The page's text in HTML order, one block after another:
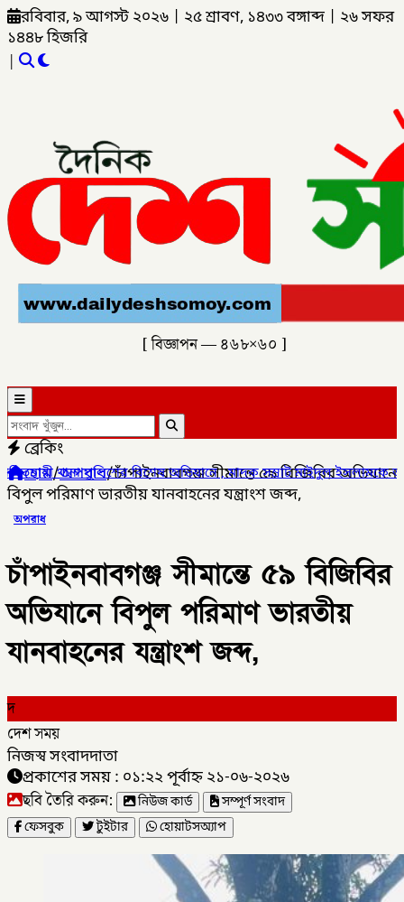
রবিবার, ৯ আগস্ট ২০২৬ ২৫ শ্রাবণ, ১৪৩৩ বঙ্গাব্দ
২৬ সফর
১৪৪৮ হিজরি
|
[ বিজ্ঞাপন — ৪৬৮×৬০ ]
ব্রেকিং
অভিযানে , মাদক সম্রাট মাইদুল ইসলামকে আটক ০৩ বোতল স্কাফ
হোম/অপরাধ/চাঁপাইনবাবগঞ্জ সীমান্তে ৫৯ বিজিবির অভিযানে
বিপুল পরিমাণ ভারতীয় যানবাহনের যন্ত্রাংশ জব্দ,
অপরাধ
চাঁপাইনবাবগঞ্জ সীমান্তে ৫৯ বিজিবির
অভিযানে বিপুল পরিমাণ ভারতীয়
যানবাহনের যন্ত্রাংশ জব্দ,
দ
দেশ সময়
নিজস্ব সংবাদদাতা
প্রকাশের সময় : ০১:২২ পূর্বাহ্ন ২১-০৬-২০২৬
ছবি তৈরি করুন: নিউজ কার্ড
সম্পূর্ণ সংবাদ
ফেসবুক
টুইটার হোয়াটসঅ্যাপ